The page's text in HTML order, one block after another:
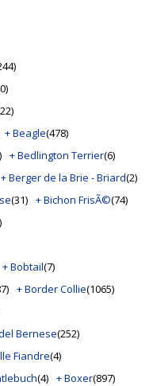
+ Beagle(478)
+ Bedlington Terrier(6)
+ Berger de la Brie - Briard(2)
(31) + Bichon FrisÃ©(74)
+ Bobtail(7)
+ Border Collie(1065)
Bernese(252)
Fiandre(4)
(4) + Boxer(897)